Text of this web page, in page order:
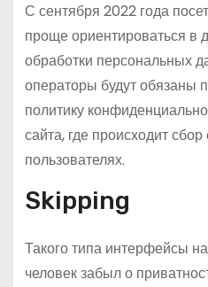
С сентября 2022 года
проще ориентироваться в
обработки персональных
операторы будут обязаны
политику
сайта, где происходит
пользователях.
Skipping
Такого типа интерфейсы
человек забыл о